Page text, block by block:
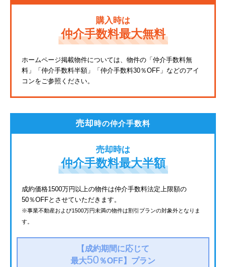
東武東上線
JR鶴見線
京成金町線
購入時は
仲介手数料最大無料
ホームページ掲載物件については、物件の「仲介手数料無
料」
「仲介手数料半額」「仲介手数料30％OFF」などのアイ
コンをご参照ください。
売却時の仲介手数料
売却時は
仲介手数料最大半額
成約価格1500万円以上の物件は仲介手数料法定上限額の
50％OFFとさせていただきます。
※事業不動産および1500万円未満の物件は割引プランの対象外となりま
す。
【成約期間に応じて
最大50％OFF】 プラン